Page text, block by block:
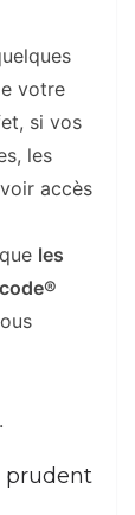
votre
si vos
les
accès
les
.